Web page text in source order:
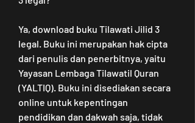
Ya, download buku Tilawati Jilid 3
legal. Buku ini merupakan hak cipta
dari penulis dan penerbitnya, yaitu
Yayasan Lembaga Tilawatil Quran
(YALTIQ). Buku ini disediakan secara
online untuk kepentingan
pendidikan dan dakwah saja, tidak